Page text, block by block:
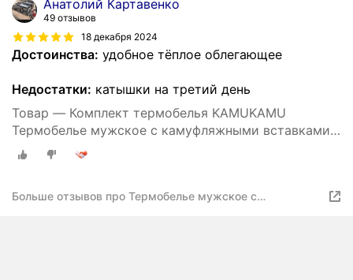
Анатолий Картавенко
49 отзывов
18 декабря 2024
Достоинства: удобное тёплое облегающее
Недостатки: катышки на третий день
Товар — Комплект термобелья KAMUKAMU
Термобелье мужское с камуфляжными вставками
Mtp цвет олива зеленая, размер L, зеленый,
бежевый, коричневый
Больше отзывов про Термобелье мужское с